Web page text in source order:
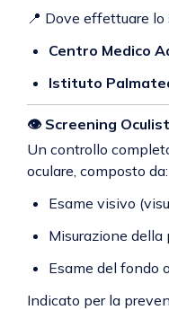
📍 Dove effettuare lo
Centro Medico
Istituto
👁️ Screening
Un controllo
oculare, composto da:
Esame visivo
Misurazione della
Esame del fondo
Indicato per la